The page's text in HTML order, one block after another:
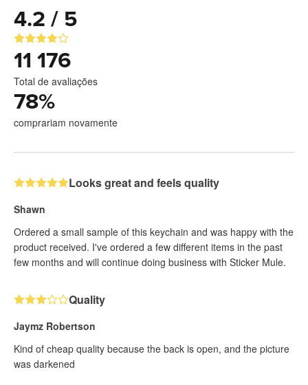
4.2 / 5
11 176
Total de avaliações
78%
comprariam novamente
Looks great and feels quality
Shawn
Ordered a small sample of this keychain and was happy with the
product received. I've ordered a few different items in the past
few months and will continue doing business with Sticker Mule.
Quality
Jaymz Robertson
Kind of cheap quality because the back is open, and the picture
was darkened